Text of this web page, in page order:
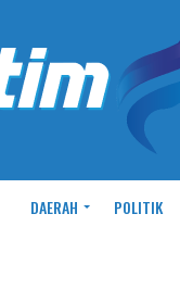
DAERAH POLITIK